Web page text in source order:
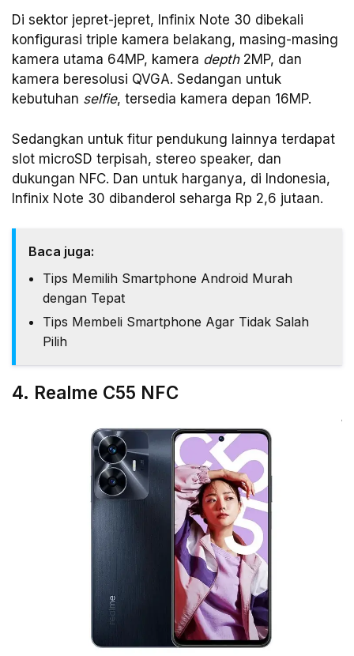
Di sektor jepret-jepret, Infinix Note 30 dibekali
konfigurasi triple kamera belakang, masing-masing
kamera utama 64MP, kamera depth2MP, dan
kamera beresolusi QVGA. Sedangan untuk
kebutuhan selfie, tersedia kamera depan 16MP.
Sedangkan untuk fitur pendukung lainnya terdapat
slot microSD terpisah, stereo speaker, dan
dukungan NFC. Dan untuk harganya, di Indonesia,
Infinix Note 30 dibanderol seharga Rp 2,6 jutaan.
Baca juga:
Tips Memilih Smartphone Android Murah
dengan Tepat
Tips Membeli Smartphone Agar Tidak Salah
Pilih
4. Realme C55 NFC